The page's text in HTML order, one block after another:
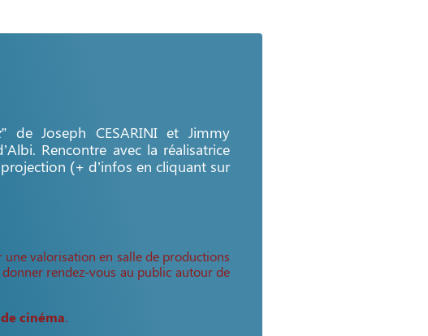
” de Joseph CESARINI et Jimmy
Rencontre avec la réalisatrice
projection (+ d’infos en cliquant sur
une valorisation en salle de productions
donner rendez-vous au public autour de
cinéma.